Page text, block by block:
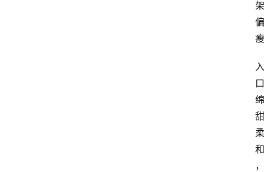
架
偏
瘦
入
口
绵
甜
柔
和
，